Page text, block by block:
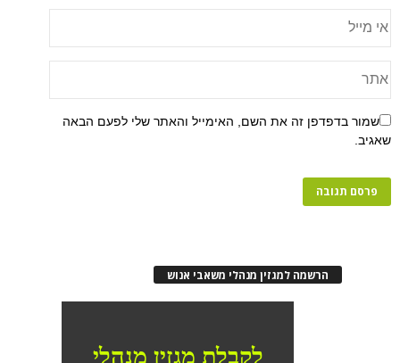
זה את השם, האימייל והאתר שלי לפעם הבאה
הרשמה למגזין מנהלי משאבי אנוש